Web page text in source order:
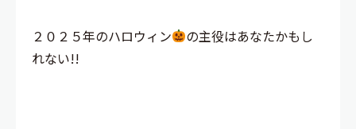
２０２５年のハロウィン
の主役はあなたかもし
れない!!